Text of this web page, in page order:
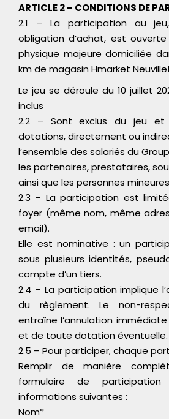
ARTICLE 2 – CONDITIONS DE
2.1 – La participation au
obligation d’achat, est
physique majeure domiciliée
km de magasin Hmarket
Le jeu se déroule du 10 juillet
inclus
2.2 – Sont exclus du jeu et
dotations, directement ou
l’ensemble des salariés du
les partenaires, prestataires,
ainsi que les personnes
2.3 – La participation est
foyer (même nom, même
email).
Elle est nominative : un
sous plusieurs identités,
compte d’un tiers.
2.4 – La participation implique
du règlement. Le non-
entraîne l’annulation
et de toute dotation éventuelle.
2.5 – Pour participer, chaque
Remplir de manière
formulaire de
informations suivantes :
Nom*